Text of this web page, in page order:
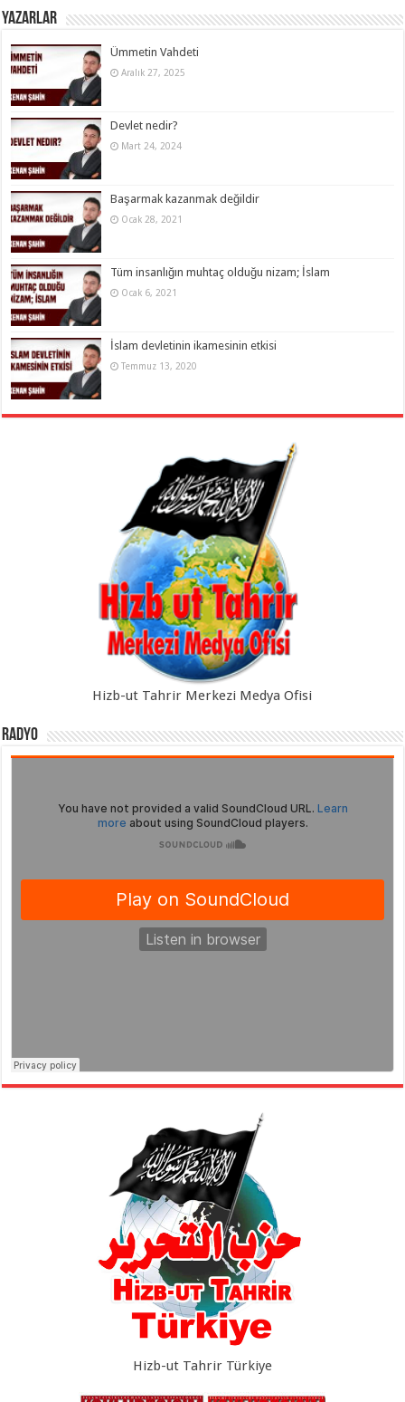
Yazarlar
Ümmetin Vahdeti
Aralık 27, 2025
Devlet nedir?
Mart 24, 2024
Başarmak kazanmak değildir
Ocak 28, 2021
Tüm insanlığın muhtaç olduğu nizam; İslam
Ocak 6, 2021
İslam devletinin ikamesinin etkisi
Temmuz 13, 2020
Hizb-ut Tahrir Merkezi Medya Ofisi
Radyo
Hizb-ut Tahrir Türkiye